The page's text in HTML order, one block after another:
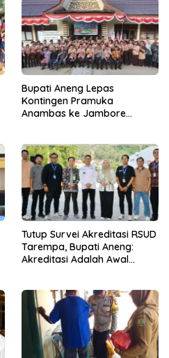
Bupati Aneng Lepas
Kontingen Pramuka
Anambas ke Jambore
Tutup Survei Akreditasi RSUD
Tarempa, Bupati Aneng:
Akreditasi Adalah Awal